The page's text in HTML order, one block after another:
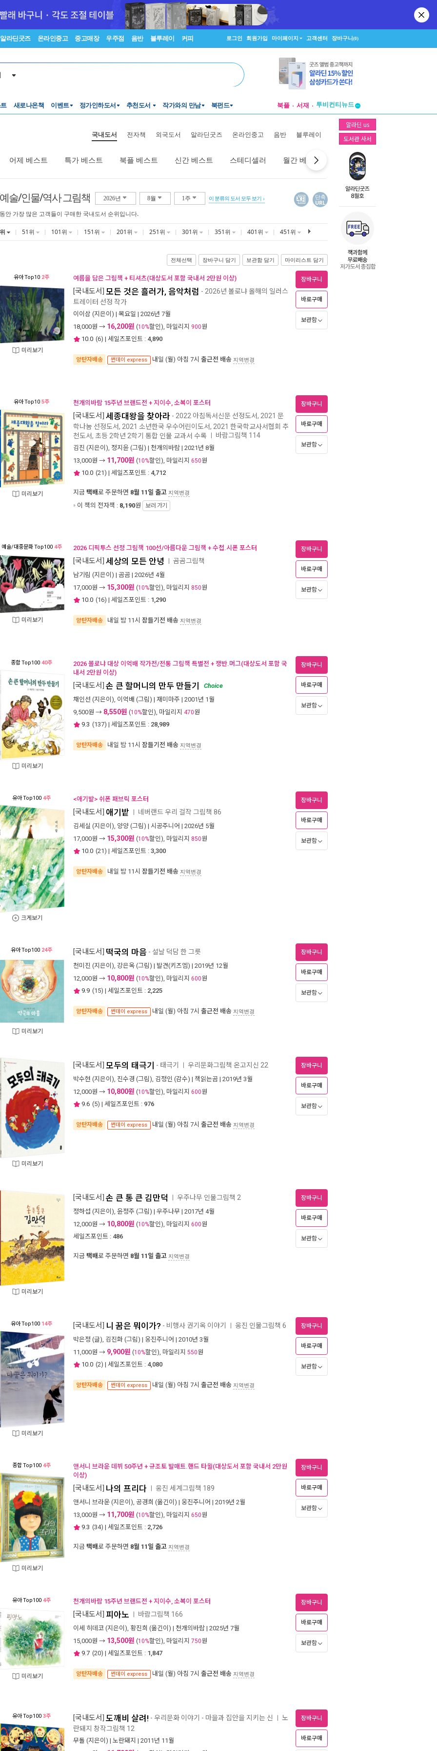
알라딘굿즈 온라인중고 중고매장 우주점 음반 블루레이 커피 로그인 회원가입 마이페이지 고객센터 장바구니(0)
새로나온책 이벤트 정가인하도서 추천도서 작가와의 만남 북펀드 북플 서재
창작플랫폼
투비컨티뉴드
알라딘 us
도서관 사서
국내도서 전자책 외국도서 알라딘굿즈 온라인중고 음반 블루레이
어제 베스트 특가 베스트 북플 베스트 신간 베스트 스테디셀러 월간 베스트 역대 베스트
술/인물/역사 그림책 2026년 8월 1주 이 분류의 도서 모두 보기
단축
URL
안 가장 많은 고객들이 구매한 국내도서 순위입니다.
51위 101위 151위 201위 251위 301위 351위 401위 451위
전체선택 장바구니 담기 보관함 담기 마이리스트 담기
유아Top10 2주
미리보기
여름을 담은 그림책 + 티셔츠(대상도서 포함 국내서 2만원 이상)
[국내도서] 모든 것은 흘러가, 음악처럼 - 2026년 볼로냐 올해의 일러스
트레이터 선정 작가
이이삼 (지은이) | 목요일 | 2026년 7월
18,000원 → 16,200원 (10%할인), 마일리지 900원
10.0 (6) | 세일즈포인트 : 4,890
양탄자배송 썬데이 express 내일 (월) 아침 7시 출근전 배송 지역변경
장바구니
바로구매
보관함
유아Top10 5주
미리보기
천개의바람 15주년 브랜드전 + 지이수, 소복이 포스터
[국내도서] 세종대왕을 찾아라 - 2022 아침독서신문 선정도서, 2021 문
학나눔 선정도서, 2021 소년한국 우수어린이도서, 2021 한국학교사서협회 추
천도서, 초등 2학년 2학기 통합 인물 교과서 수록
바람그림책 114
김진 (지은이), 정지윤 (그림) | 천개의바람 | 2021년 8월
13,000원 → 11,700원 (10%할인), 마일리지 650원
10.0 (21) | 세일즈포인트 : 4,712
지금 택배로 주문하면 8월 11일 출고 지역변경
이 책의 전자책 : 8,190원 보러 가기
장바구니
바로구매
보관함
예술/대중문화Top100 4주
미리보기
2026 디픽투스 선정 그림책 100선/아름다운 그림책 + 수첩.시폰 포스터
[국내도서] 세상의 모든 안녕 곰곰그림책
남기림 (지은이) | 곰곰 | 2026년 4월
17,000원 → 15,300원 (10%할인), 마일리지 850원
10.0 (16) | 세일즈포인트 : 1,290
양탄자배송 내일 밤 11시 잠들기전 배송 지역변경
장바구니
바로구매
보관함
종합Top100 40주
미리보기
2026 볼로냐 대상 이억배 작가전/전통 그림책 특별전 + 쟁반.머그(대상도서 포함 국
내서 2만원 이상)
[국내도서] 손 큰 할머니의 만두 만들기
Choice
채인선 (지은이), 이억배 (그림) | 재미마주 | 2001년 1월
9,500원 → 8,550원 (10%할인), 마일리지 470원
9.3 (137) | 세일즈포인트 : 28,989
양탄자배송 내일 밤 11시 잠들기전 배송 지역변경
장바구니
바로구매
보관함
유아Top100 4주
크게보기
<애기밭> 쉬폰 패브릭 포스터
[국내도서] 애기밭 네버랜드 우리 걸작 그림책 86
김세실 (지은이), 양양 (그림) | 시공주니어 | 2026년 5월
17,000원 → 15,300원 (10%할인), 마일리지 850원
10.0 (21) | 세일즈포인트 : 3,300
양탄자배송 내일 밤 11시 잠들기전 배송 지역변경
장바구니
바로구매
보관함
유아Top100 24주
미리보기
[국내도서] 떡국의 마음 - 설날 덕담 한 그릇
천미진 (지은이), 강은옥 (그림) | 발견(키즈엠) | 2019년 12월
12,000원 → 10,800원 (10%할인), 마일리지 600원
9.9 (15) | 세일즈포인트 : 2,225
양탄자배송 썬데이 express 내일 (월) 아침 7시 출근전 배송 지역변경
장바구니
바로구매
보관함
미리보기
[국내도서] 모두의 태극기 - 태극기 우리문화그림책 온고지신 22
박수현 (지은이), 진수경 (그림), 김정인 (감수) | 책읽는곰 | 2019년 3월
12,000원 → 10,800원 (10%할인), 마일리지 600원
9.6 (5) | 세일즈포인트 : 976
양탄자배송 썬데이 express 내일 (월) 아침 7시 출근전 배송 지역변경
장바구니
바로구매
보관함
미리보기
[국내도서] 손 큰 통 큰 김만덕 우주나무 인물그림책 2
정하섭 (지은이), 윤정주 (그림) | 우주나무 | 2017년 4월
12,000원 → 10,800원 (10%할인), 마일리지 600원
세일즈포인트 : 486
지금 택배로 주문하면 8월 11일 출고 지역변경
장바구니
바로구매
보관함
유아Top100 14주
미리보기
[국내도서] 니 꿈은 뭐이가? - 비행사 권기옥 이야기 웅진 인물그림책 6
박은정 (글), 김진화 (그림) | 웅진주니어 | 2010년 3월
11,000원 → 9,900원 (10%할인), 마일리지 550원
10.0 (2) | 세일즈포인트 : 4,080
양탄자배송 썬데이 express 내일 (월) 아침 7시 출근전 배송 지역변경
장바구니
바로구매
보관함
종합Top100 4주
미리보기
앤서니 브라운 데뷔 50주년 + 규조토 발매트.핸드 타월(대상도서 포함 국내서 2만원
이상)
[국내도서] 나의 프리다 웅진 세계그림책 189
앤서니 브라운 (지은이), 공경희 (옮긴이) | 웅진주니어 | 2019년 2월
13,000원 → 11,700원 (10%할인), 마일리지 650원
9.3 (34) | 세일즈포인트 : 2,726
지금 택배로 주문하면 8월 11일 출고 지역변경
장바구니
바로구매
보관함
유아Top100 4주
미리보기
천개의바람 15주년 브랜드전 + 지이수, 소복이 포스터
[국내도서] 피아노 바람그림책 166
이세 히데코 (지은이), 황진희 (옮긴이) | 천개의바람 | 2025년 7월
15,000원 → 13,500원 (10%할인), 마일리지 750원
9.7 (20) | 세일즈포인트 : 1,847
양탄자배송 썬데이 express 내일 (월) 아침 7시 출근전 배송 지역변경
장바구니
바로구매
보관함
유아Top100 3주 [국내도서] 도깨비 살려! - 우리문화 이야기 - 마을과 집안을 지키는 신 노
란돼지 창작그림책 12
무돌 (지은이) | 노란돼지 | 2011년 11월
장바구니
바로구매